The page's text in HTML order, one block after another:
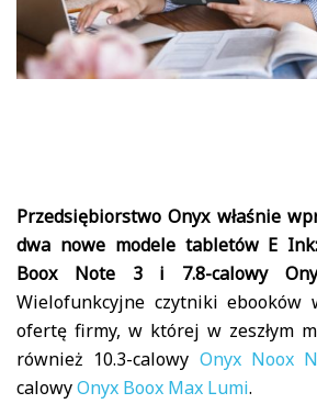
Przedsiębiorstwo Onyx właśnie
dwa nowe modele tabletów E
Boox Note 3 i 7.8-calowy
Wielofunkcyjne czytniki ebooków
ofertę firmy, w której w zeszłym
również 10.3-calowy Onyx Noox
calowyOnyx Boox Max Lumi.